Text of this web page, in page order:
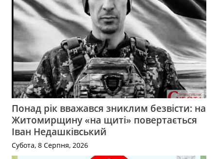
Понад рік вважався зниклим безвісти: на
Житомирщину «на щиті» повертається
Іван Недашківський
Субота, 8 Серпня, 2026